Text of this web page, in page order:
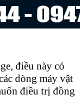
điều này có
dòng máy vật
điều trị đồng